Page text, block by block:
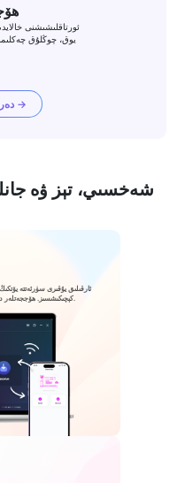
ئورتاقلىشىشنى
يوق، چوڭلۇق
دەرسلىكنى كۆرۈڭ →
شەخسىي، تېز ۋە
كېچىكىشسىز. ھۆججەتلەر دەرھال يۆتكىلىدۇ ۋە يەرلىك تورىڭىز ئىچىدە ساقلىنىدۇ.